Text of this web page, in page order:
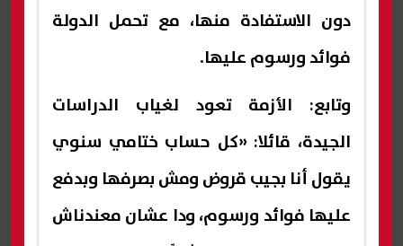
دون الاستفادة منها، مع تحمل الدولة
فوائد ورسوم عليها.
وتابع: الأزمة تعود لغياب الدراسات
الجيدة، قائلا: «كل حساب ختامي سنوي
يقول أنا بجيب قروض ومش بصرفها وبدفع
عليها فوائد ورسوم، ودا عشان معندناش